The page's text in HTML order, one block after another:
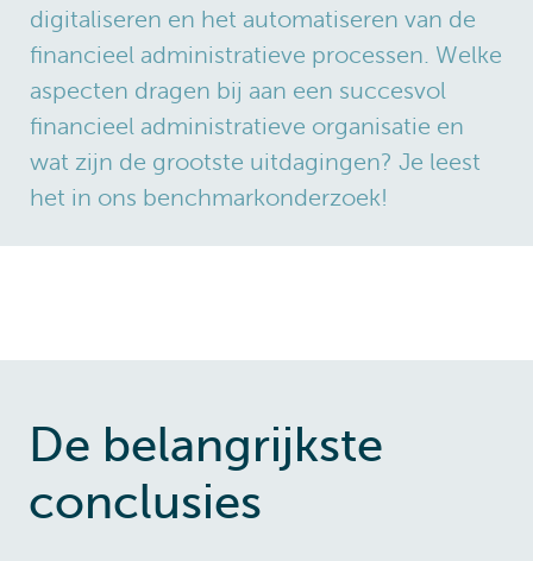
digitaliseren en het automatiseren van de
financieel administratieve processen. Welke
aspecten dragen bij aan een succesvol
financieel administratieve organisatie en
wat zijn de grootste uitdagingen? Je leest
het in ons benchmarkonderzoek!
De belangrijkste
conclusies